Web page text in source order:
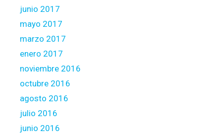
junio 2017
mayo 2017
marzo 2017
enero 2017
noviembre 2016
octubre 2016
agosto 2016
julio 2016
junio 2016